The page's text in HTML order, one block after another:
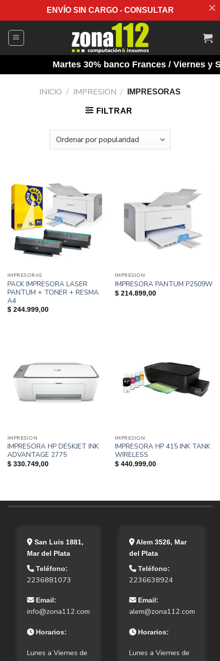
ENVÍO SIN CARGO - CONSULTAR
Martes 30% banco Frances / Viernes y
INICIO / IMPRESION / IMPRESORAS
FILTRAR
IMPRESORAS
PACK IMPRESORA LASER
PANTUM + TONER + RESMA
A4
$244.999,00
IMPRESION
IMPRESORA PANTUM P2509W
$214.899,00
IMPRESION
IMPRESORA HP DESKJET INK
ADVANTAGE 2775
$330.749,00
IMPRESION
IMPRESORA HP 415 INK TANK
WIRELESS
$440.999,00
San Luis 1881,
Mar del Plata
Teléfono:
2236881073
Email:
info@zona112.com
Horarios:
Lunes a Viernes de
Alem 3526, Mar
del Plata
Teléfono:
2236638924
Email:
alem@zona112.com
Horarios:
Lunes a Viernes de